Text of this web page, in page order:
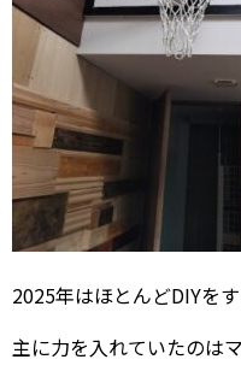
2025年はほとんどDIYを
主に力を入れていたのは